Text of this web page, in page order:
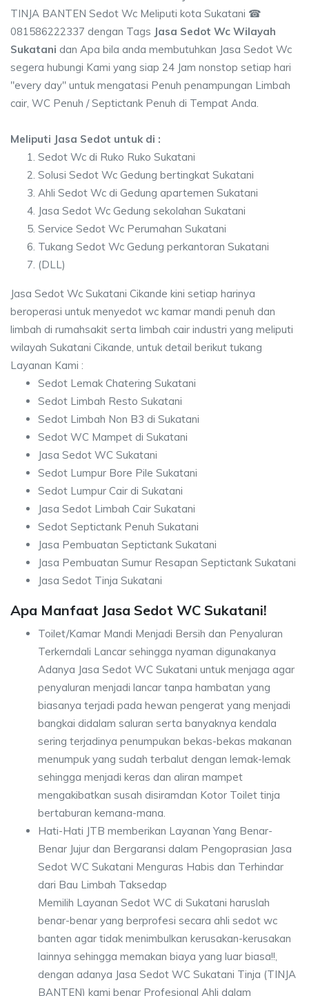
TINJA BANTEN Sedot Wc Meliputi kota Sukatani ☎
081586222337 dengan Tags Jasa Sedot Wc Wilayah
Sukatani dan Apa bila anda membutuhkan Jasa Sedot Wc
segera hubungi Kami yang siap 24 Jam nonstop setiap hari
"every day" untuk mengatasi Penuh penampungan Limbah
cair, WC Penuh / Septictank Penuh di Tempat Anda.
Meliputi Jasa Sedot untuk di :
Sedot Wc di Ruko Ruko Sukatani
Solusi Sedot Wc Gedung bertingkat Sukatani
Ahli Sedot Wc di Gedung apartemen Sukatani
Jasa Sedot Wc Gedung sekolahan Sukatani
Service Sedot Wc Perumahan Sukatani
Tukang Sedot Wc Gedung perkantoran Sukatani
(DLL)
Jasa Sedot Wc Sukatani Cikande kini setiap harinya
beroperasi untuk menyedot wc kamar mandi penuh dan
limbah di rumahsakit serta limbah cair industri yang meliputi
wilayah Sukatani Cikande, untuk detail berikut tukang
Layanan Kami :
Sedot Lemak Chatering Sukatani
Sedot Limbah Resto Sukatani
Sedot Limbah Non B3 di Sukatani
Sedot WC Mampet di Sukatani
Jasa Sedot WC Sukatani
Sedot Lumpur Bore Pile Sukatani
Sedot Lumpur Cair di Sukatani
Jasa Sedot Limbah Cair Sukatani
Sedot Septictank Penuh Sukatani
Jasa Pembuatan Septictank Sukatani
Jasa Pembuatan Sumur Resapan Septictank Sukatani
Jasa Sedot Tinja Sukatani
Apa Manfaat Jasa Sedot WC Sukatani!
Toilet/Kamar Mandi Menjadi Bersih dan Penyaluran
Terkerndali Lancar sehingga nyaman digunakanya
Adanya Jasa Sedot WC Sukatani untuk menjaga agar
penyaluran menjadi lancar tanpa hambatan yang
biasanya terjadi pada hewan pengerat yang menjadi
bangkai didalam saluran serta banyaknya kendala
sering terjadinya penumpukan bekas-bekas makanan
menumpuk yang sudah terbalut dengan lemak-lemak
sehingga menjadi keras dan aliran mampet
mengakibatkan susah disiramdan Kotor Toilet tinja
bertaburan kemana-mana.
Hati-Hati JTB memberikan Layanan Yang Benar-
Benar Jujur dan Bergaransi dalam Pengoprasian Jasa
Sedot WC Sukatani Menguras Habis dan Terhindar
dari Bau Limbah Taksedap
Memilih Layanan Sedot WC di Sukatani haruslah
benar-benar yang berprofesi secara ahli sedot wc
banten agar tidak menimbulkan kerusakan-kerusakan
lainnya sehingga memakan biaya yang luar biasa!!,
dengan adanya Jasa Sedot WC Sukatani Tinja (TINJA
BANTEN) kami benar Profesional Ahli dalam